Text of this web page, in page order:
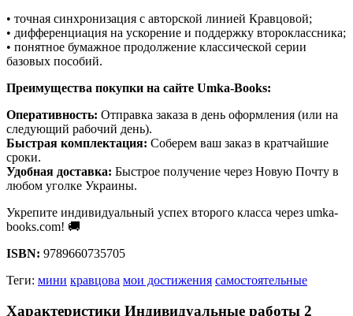
• точная синхронизация с авторской линией Кравцовой;
• дифференциация на ускорение и поддержку второклассника;
• понятное бумажное продолжение классической серии
базовых пособий.
Преимущества покупки на сайте Umka-Books:
Оперативность: Отправка заказа в день оформления (или на
следующий рабочий день).
Быстрая комплектация: Соберем ваш заказ в кратчайшие
сроки.
Удобная доставка: Быстрое получение через Новую Почту в
любом уголке Украины.
Укрепите индивидуальный успех второго класса через umka-
books.com! 🚚
ISBN: 9789660735705
Теги: мини кравцова мои достижения самостоятельные
Характеристики Индивидуальные работы 2